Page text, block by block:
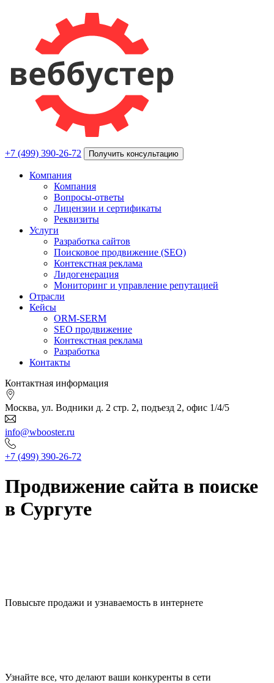
+7 (499) 390-26-72 Получить консультацию
Компания
Компания
Вопросы-ответы
Лицензии и сертификаты
Реквизиты
Услуги
Разработка сайтов
Поисковое продвижение (SEO)
Контекстная реклама
Лидогенерация
Мониторинг и управление репутацией
Отрасли
Кейсы
ORM-SERM
SEO продвижение
Контекстная реклама
Разработка
Контакты
Контактная информация
Москва, ул. Водники д. 2 стр. 2, подъезд 2, офис 1/4/5
info@wbooster.ru
+7 (499) 390-26-72
Продвижение сайта в поиске
в Сургуте
Повысьте продажи и узнаваемость в интернете
Узнайте все, что делают ваши конкуренты в сети